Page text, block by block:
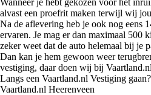
alvast een proefrit maken terwijl wij
Na de aflevering heb je ook nog eens
ervaren. Je mag er dan maximaal 500
zeker weet dat de auto helemaal bij je
Dan kan je hem gewoon weer
vestiging, daar doen wij bij
Langs een Vaartland.nl Vestiging gaan?
Vaartland.nl Heerenveen